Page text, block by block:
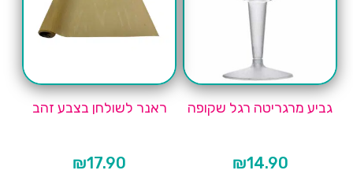
גביע מרגריטה רגל שקופה
₪14.90
ראנר לשולחן בצבע זהב
₪17.90